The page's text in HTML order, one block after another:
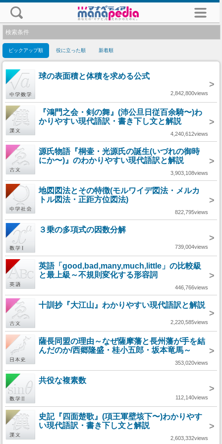
検索条件
ピックアップ順 役に立った順 新着順
球の表面積と体積を求める公式
>
2,842,800views
『鴻門之会・剣の舞』(沛公旦日従百余騎〜)わ
かりやすい現代語訳・書き下し文と解説
>
4,240,612views
源氏物語『桐壷・光源氏の誕生(いづれの御時
にか〜)』のわかりやすい現代語訳と解説
>
3,903,108views
地図図法とその特徴(モルワイデ図法・メルカ
トル図法・正距方位図法)
>
822,795views
３乗の多項式の因数分解
>
739,004views
英語「good,bad,many,much,little」の比較級
と最上級～不規則変化する形容詞
>
446,766views
十訓抄『大江山』わかりやすい現代語訳と解説
>
2,220,585views
薩長同盟の理由～なぜ薩摩藩と長州藩が手を結
んだのか/西郷隆盛・桂小五郎・坂本竜馬～
>
353,020views
共役な複素数
>
112,140views
史記『四面楚歌』(項王軍壁垓下〜)わかりやす
い現代語訳・書き下し文と解説
>
2,603,332views